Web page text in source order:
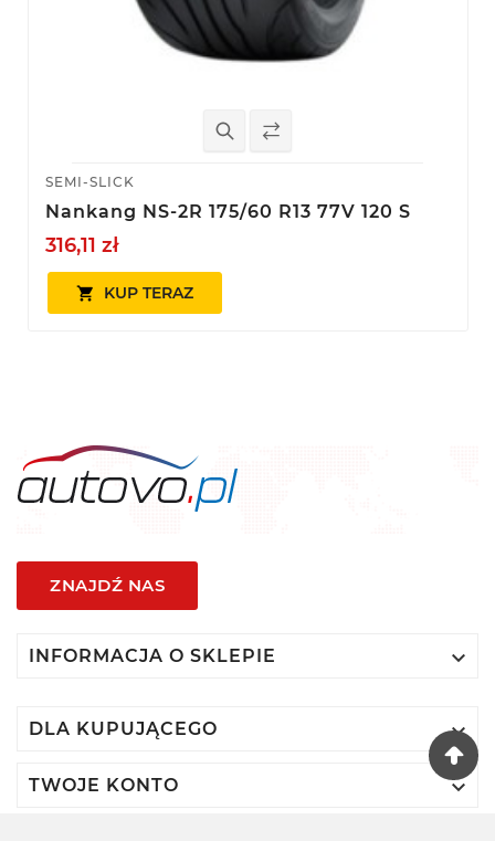
SEMI-SLICK
Nankang NS-2R 175/60 R13 77V 120 S
316,11 zł
 KUP TERAZ
ZNAJDŹ NAS
INFORMACJA O SKLEPIE 
DLA KUPUJĄCEGO 
TWOJE KONTO 